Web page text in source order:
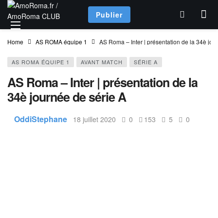
Publier
Home AS ROMA équipe 1 AS Roma – Inter | présentation de la 34è
AS ROMA ÉQUIPE 1 AVANT MATCH SÉRIE A
AS Roma – Inter | présentation de la
34è journée de série A
OddiStephane 18 juillet 2020 0 153 5 0